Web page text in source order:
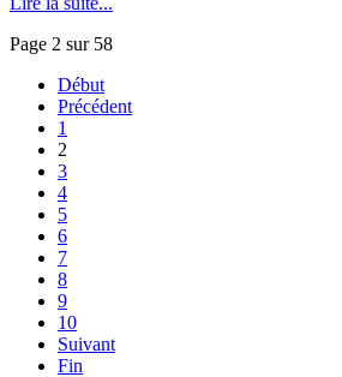
Page 2 sur 58
Début
Précédent
1
2
3
4
5
6
7
8
9
10
Suivant
Fin